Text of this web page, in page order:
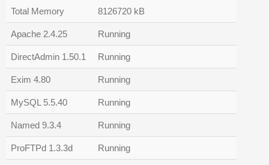
Total Memory 8126720 kB
Apache 2.4.25 Running
DirectAdmin 1.50.1 Running
Exim 4.80 Running
MySQL 5.5.40 Running
Named 9.3.4 Running
ProFTPd 1.3.3d Running